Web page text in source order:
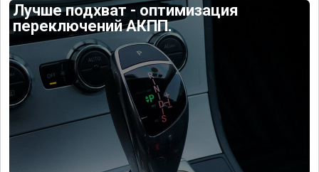
Лучше подхват - оптимизация
переключений АКПП.